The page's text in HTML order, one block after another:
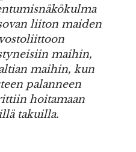
liiton maiden
maihin,
maihin, kun
palanneen
hoitamaan
takuilla.